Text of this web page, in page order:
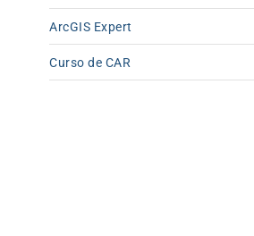
ArcGIS Expert
Curso de CAR